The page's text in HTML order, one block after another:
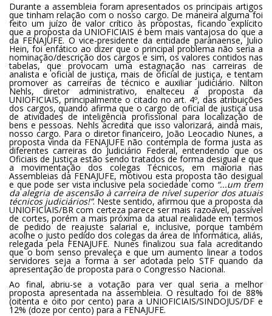
Durante a assembleia foram apresentados os principais artigos
que tinham relação com o nosso cargo. De maneira alguma foi
feito um juízo de valor crítico às propostas, ficando explícito
que a proposta da UNIOFICIAIS é bem mais vantajosa do que a
da FENAJUFE. O vice-presidente da entidade paranaense, Julio
Hein, foi enfático ao dizer que o principal problema não seria a
nominação/descrição dos cargos e sim, os valores contidos nas
tabelas, que provocam uma estagnação nas carreiras de
analista e oficial de justiça, mais de oficial de justiça, e tentam
promover as carreiras de técnico e auxiliar judiciário. Nilton
Nehls, diretor administrativo, enalteceu a proposta da
UNIOFICIAIS, principalmente o citado no art. 4º, das atribuições
dos cargos, quando afirma que o cargo de oficial de justiça usa
de atividades de inteligência profissional para localização de
bens e pessoas. Nehls acredita que isso valorizará, ainda mais,
nosso cargo. Para o diretor financeiro, João Leocadio Nunes, a
proposta vinda da FENAJUFE não contempla de forma justa as
diferentes carreiras do Judiciário Federal, entendendo que os
Oficiais de Justiça estão sendo tratados de forma desigual e que
a movimentação dos colegas Técnicos, em maioria nas
Assembleias da FENAJUFE, motivou esta proposta tão desigual
e que pode ser vista inclusive pela sociedade como “...um trem
da alegria de ascensão à carreira de nível superior dos atuais
técnicos judiciários!”. Neste sentido, afirmou que a proposta da
UNIOFICIAIS/BR com certeza parece ser mais razoável, passível
de cortes, porém a mais próxima da atual realidade em termos
de pedido de reajuste salarial e, inclusive, porque também
acolhe o justo pedido dos colegas da área de Informática, aliás,
relegada pela FENAJUFE. Nunes finalizou sua fala acreditando
que o bom senso prevaleça e que um aumento linear a todos
servidores seja a forma a ser adotada pelo STF quando da
apresentação de proposta para o Congresso Nacional.
Ao final, abriu-se a votação para ver qual seria a melhor
proposta apresentada na assembleia. O resultado foi de 88%
(oitenta e oito por cento) para a UNIOFICIAIS/SINDOJUS/DF e
12% (doze por cento) para a FENAJUFE.